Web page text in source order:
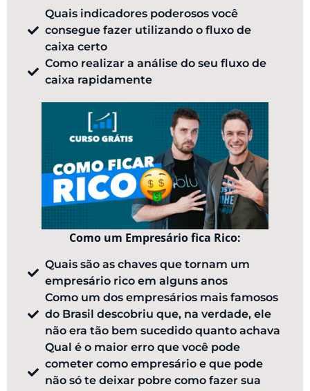
Quais indicadores poderosos você
consegue fazer utilizando o fluxo de
caixa certo
Como realizar a análise do seu fluxo de
caixa rapidamente​
Como um Empresário fica Rico:
Quais são as chaves que tornam um
empresário rico em alguns anos
Como um dos empresários mais famosos
do Brasil descobriu que, na verdade, ele
não era tão bem sucedido quanto achava
Qual é o maior erro que você pode
cometer como empresário e que pode
não só te deixar pobre como fazer sua